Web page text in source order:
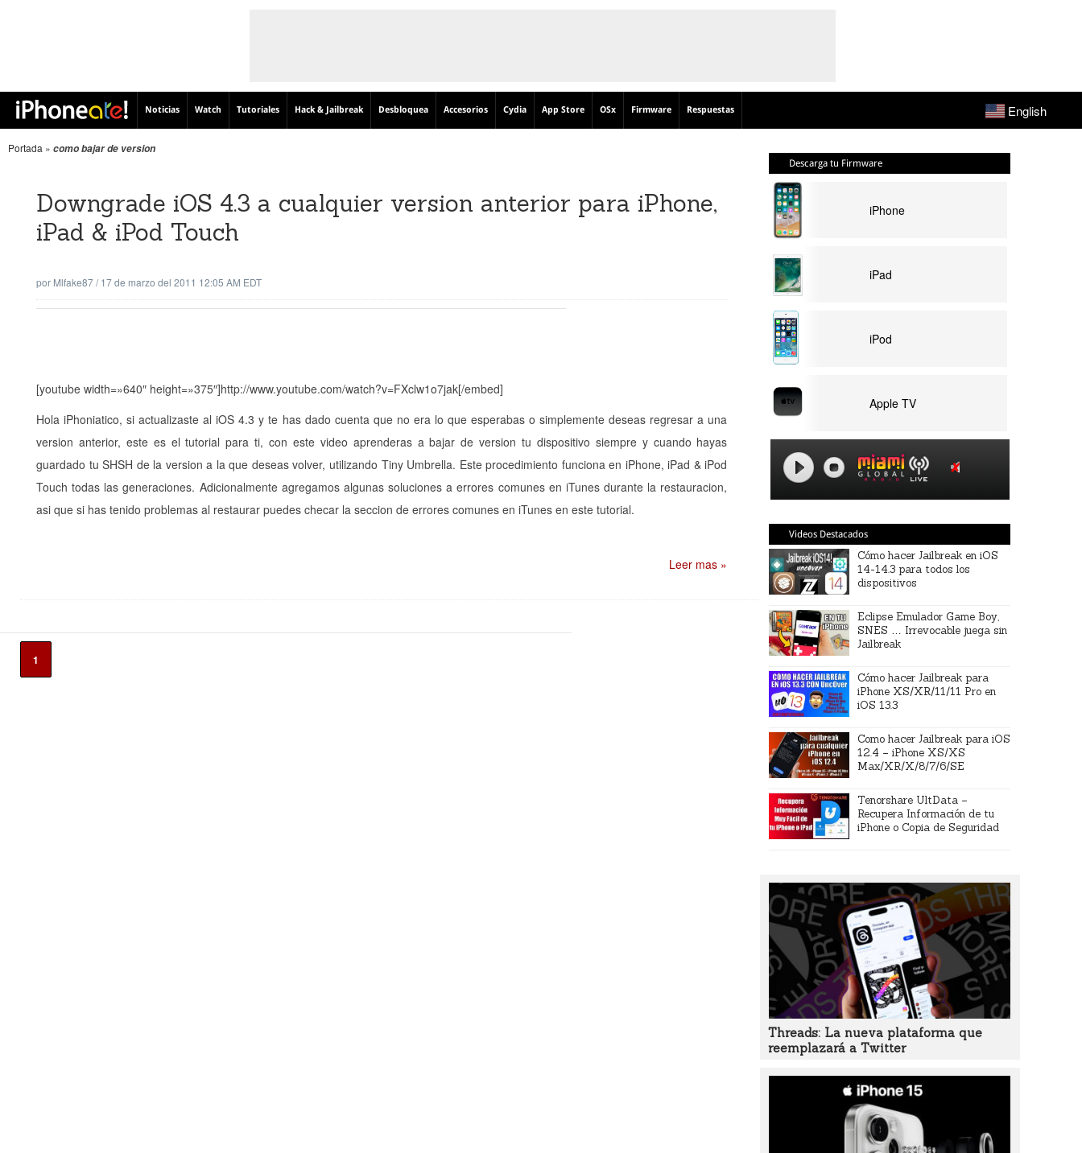
Noticias Watch Tutoriales Hack & Jailbreak Desbloquea Accesorios Cydia App Store OSx Firmware Respuestas English
Portada » como bajar de version
Downgrade iOS 4.3 a cualquier version anterior para iPhone,
iPad & iPod Touch
por Mlfake87/17 de marzo del 2011 12:05 AM EDT
[youtube width=»640″ height=»375″]http://www.youtube.com/watch?v=FXclw1o7jak[/embed]
Hola iPhoniatico, si actualizaste al iOS 4.3 y te has dado cuenta que no era lo que esperabas o simplemente deseas regresar a una
version anterior, este es el tutorial para ti, con este video aprenderas a bajar de version tu dispositivo siempre y cuando hayas
guardado tu SHSH de la version a la que deseas volver, utilizando Tiny Umbrella. Este procedimiento funciona en iPhone, iPad & iPod
Touch todas las generaciones. Adicionalmente agregamos algunas soluciones a errores comunes en iTunes durante la restauracion,
asi que si has tenido problemas al restaurar puedes checar la seccion de errores comunes en iTunes en este tutorial.
Leer mas »
1
Descarga tu Firmware
iPhone
iPad
iPod
Apple TV
Videos Destacados
Cómo hacer Jailbreak en iOS
14-14.3 para todos los
dispositivos
Eclipse Emulador Game Boy,
SNES … Irrevocable juega sin
Jailbreak
Cómo hacer Jailbreak para
iPhone XS/XR/11/11 Pro en
iOS 13.3
Como hacer Jailbreak para iOS
12.4 – iPhone XS/XS
Max/XR/X/8/7/6/SE
Tenorshare UltData –
Recupera Información de tu
iPhone o Copia de Seguridad
Threads: La nueva plataforma que
reemplazará a Twitter